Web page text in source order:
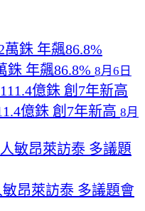
銖 年飆86.8% 8月6日
億銖 創7年新高 8月
昂萊訪泰 多議題會